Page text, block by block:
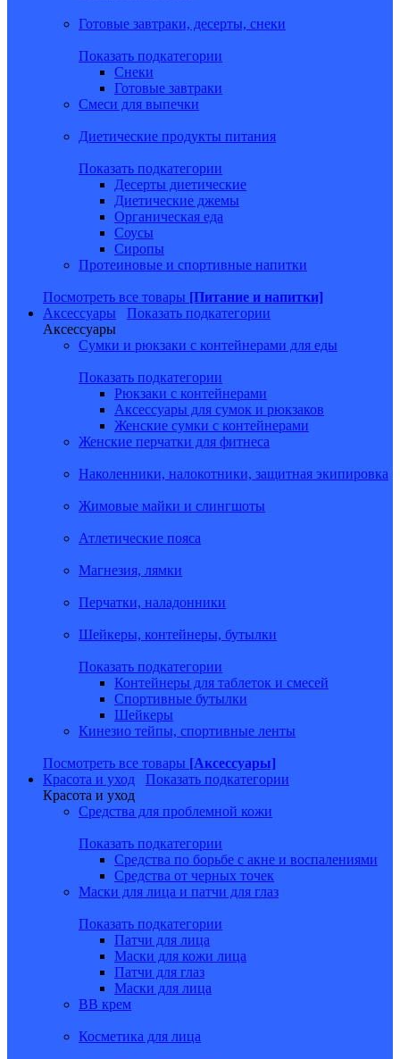
Готовые завтраки, десерты, снеки
Показать подкатегории
Снеки
Готовые завтраки
Смеси для выпечки
Диетические продукты питания
Показать подкатегории
Десерты диетические
Диетические джемы
Органическая еда
Соусы
Сиропы
Протеиновые и спортивные напитки
Посмотреть все товары [Питание и напитки]
Аксессуары
Показать подкатегории
Аксессуары
Сумки и рюкзаки с контейнерами для еды
Показать подкатегории
Рюкзаки с контейнерами
Аксессуары для сумок и рюкзаков
Женские сумки с контейнерами
Женские перчатки для фитнеса
Наколенники, налокотники, защитная экипировка
Жимовые майки и слингшоты
Атлетические пояса
Магнезия, лямки
Перчатки, наладонники
Шейкеры, контейнеры, бутылки
Показать подкатегории
Контейнеры для таблеток и смесей
Спортивные бутылки
Шейкеры
Кинезио тейпы, спортивные ленты
Посмотреть все товары [Аксессуары]
Красота и уход
Показать подкатегории
Красота и уход
Средства для проблемной кожи
Показать подкатегории
Средства по борьбе с акне и воспалениями
Средства от черных точек
Маски для лица и патчи для глаз
Показать подкатегории
Патчи для лица
Маски для кожи лица
Патчи для глаз
Маски для лица
BB крем
Косметика для лица